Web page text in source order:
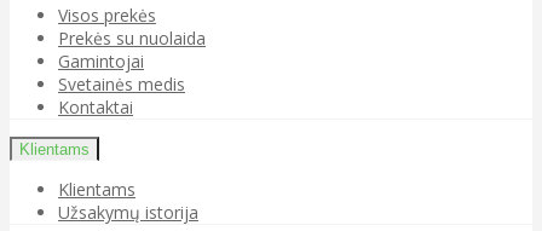
Visos prekės
Prekės su nuolaida
Gamintojai
Svetainės medis
Kontaktai
Klientams
Klientams
Užsakymų istorija